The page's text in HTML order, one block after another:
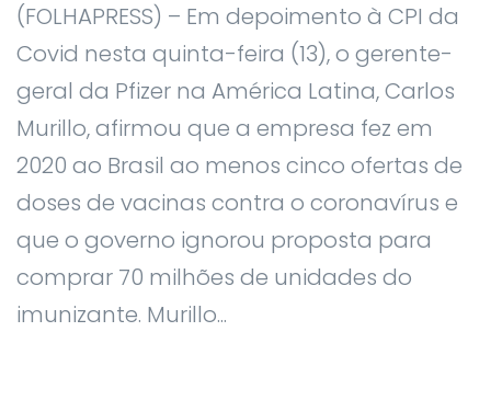
(FOLHAPRESS) – Em depoimento à CPI da
Covid nesta quinta-feira (13), o gerente-
geral da Pfizer na América Latina, Carlos
Murillo, afirmou que a empresa fez em
2020 ao Brasil ao menos cinco ofertas de
doses de vacinas contra o coronavírus e
que o governo ignorou proposta para
comprar 70 milhões de unidades do
imunizante. Murillo...